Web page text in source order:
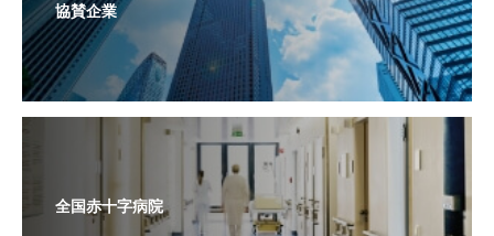
協賛企業
全国赤十字病院